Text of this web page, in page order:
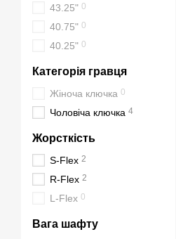
43.25" 0
40.75" 0
40.25" 0
Категорія гравця
Жіноча ключка 0
Чоловіча ключка 4
Жорсткість
S-Flex 2
R-Flex 2
L-Flex 0
Вага шафту